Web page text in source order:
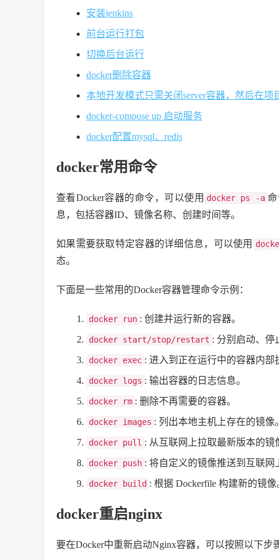
安装jenkins
前台运行打包
切换后台运行
docker删除容器
本地开发模式只需关闭server容器，然后在项
docker-compose up 启动服务
docker配置mysql、redis
docker常用命令
查看Docker容器的命令，可以使用 docker ps -a
息，包括容器ID、镜像名称、创建时间等。
如果需要获取特定容器的详细信息，可以使用
态。
下面是一些常用的Docker容器管理命令示例：
docker run : 创建并运行新的容器。
docker start/stop/restart : 分别启动、停
docker exec : 进入到正在运行中的容器内部
docker logs : 输出容器的日志信息。
docker rm : 删除不再需要的容器。
docker images : 列出本地主机上存在的镜像。
docker pull : 从互联网上拉取最新版本的镜
docker push : 将自定义的镜像推送到互联网
docker build : 根据 Dockerfile 构建新的镜像
docker重启nginx
要在Docker中重新启动Nginx容器，可以按照以下步